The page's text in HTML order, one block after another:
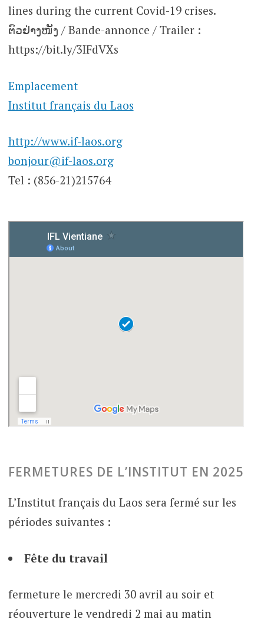
lines during the current Covid-19 crises.
ຕົວຢ່າງໜັງ / Bande-annonce / Trailer :
https://bit.ly/3IFdVXs
Emplacement
Institut français du Laos
http://www.if-laos.org
bonjour@if-laos.org
Tel : (856-21)215764
FERMETURES DE L’INSTITUT EN 2025
L’Institut français du Laos sera fermé sur les
périodes suivantes :
Fête du travail
fermeture le mercredi 30 avril au soir et
réouverture le vendredi 2 mai au matin